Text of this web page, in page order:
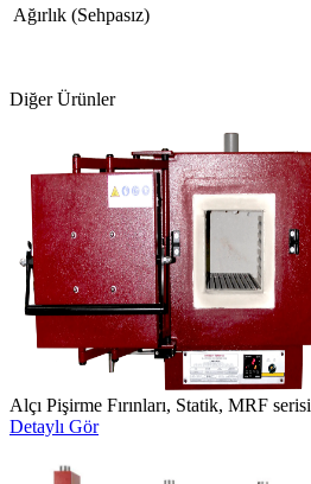
Ağırlık (Sehpasız)
Diğer Ürünler
Alçı Pişirme Fırınları, Statik, MRF serisi
Detaylı Gör